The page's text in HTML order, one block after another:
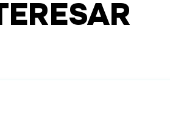
Flyers A4